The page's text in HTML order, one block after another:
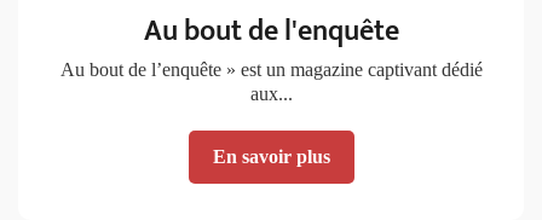
Au bout de l'enquête
Au bout de l’enquête » est un magazine captivant dédié
aux...
En savoir plus